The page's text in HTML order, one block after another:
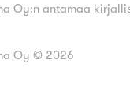
Oy:n antamaa
Oy © 2026